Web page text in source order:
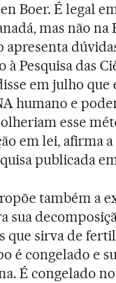
Boer. É legal
mas não
apresenta
à Pesquisa das
em julho que
humano e
esse
em lei, afirma
publicada em
também a
sua
que sirva de
é congelado e
É congelado